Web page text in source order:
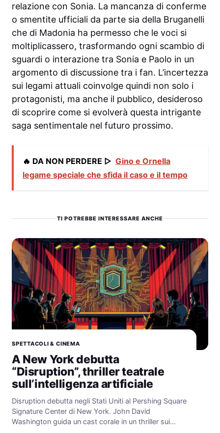
relazione con Sonia. La mancanza di conferme
o smentite ufficiali da parte sia della Bruganelli
che di Madonia ha permesso che le voci si
moltiplicassero, trasformando ogni scambio di
sguardi o interazione tra Sonia e Paolo in un
argomento di discussione tra i fan. L’incertezza
sui legami attuali coinvolge quindi non solo i
protagonisti, ma anche il pubblico, desideroso
di scoprire come si evolverà questa intrigante
saga sentimentale nel futuro prossimo.
🔥 DA NON PERDERE ▷ Gino e Ornella
legame speciale che sfida il caso e il tempo
TI POTREBBE INTERESSARE ANCHE
SPETTACOLI & CINEMA
A New York debutta
“Disruption”, thriller teatrale
sull’intelligenza artificiale
Disruption debutta negli Stati Uniti al Pershing Square
Signature Center di New York. John David
Washington guida un cast corale in un thriller sui…